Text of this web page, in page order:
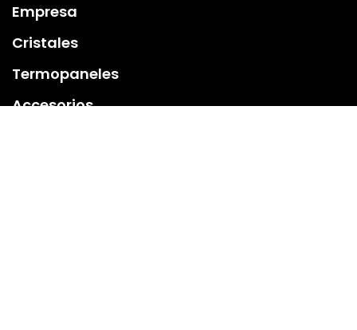
Empresa
Cristales
Termopaneles
Accesorios